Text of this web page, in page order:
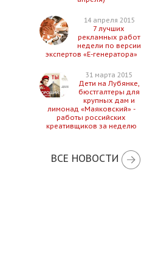
14 апреля 2015
7 лучших
рекламных работ
недели по версии
экспертов «Е-генератора»
31 марта 2015
Дети на Лубянке,
бюстгалтеры для
крупных дам и
лимонад «Маяковский» -
работы российских
креативщиков за неделю
ВСЕ НОВОСТИ